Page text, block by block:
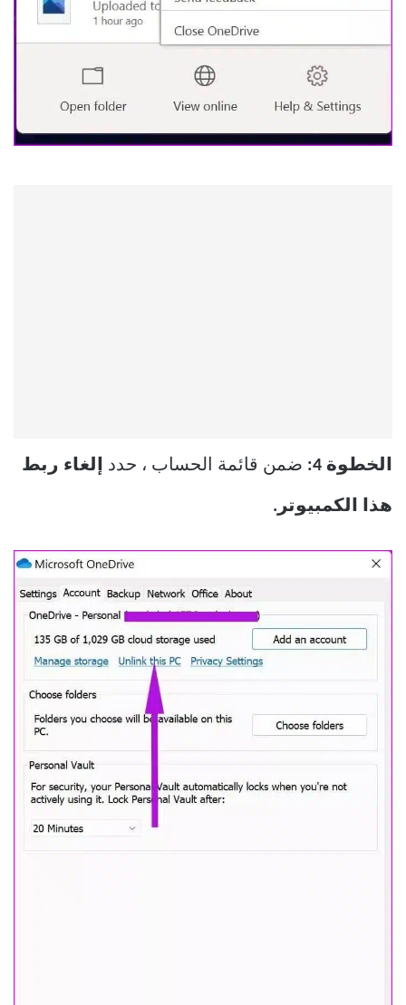
الخطوة 4: ضمن قائمة الحساب ، حدد إلغاء ربط
هذا الكمبيوتر.